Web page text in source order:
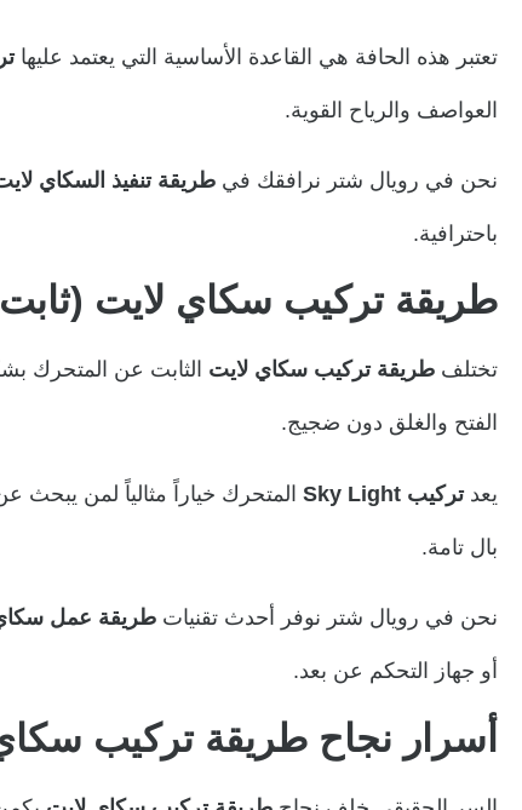
تعتبر هذه الحافة هي القاعدة الأساسية التي يعتمد عليها
العواصف والرياح القوية.
نحن في رويال شتر نرافقك في طريقة تنفيذ السكاي
باحترافية.
طريقة تركيب سكاي لايت
تختلف طريقة تركيب سكاي لايت الثابت عن المتحرك
الفتح والغلق دون ضجيج.
يعدتركيب Sky Light المتحرك خياراً مثالياً لمن يبحث
بال تامة.
نحن في رويال شتر نوفر أحدث تقنيات طريقة عمل
أو جهاز التحكم عن بعد.
أسرار نجاح طريقة تركيب